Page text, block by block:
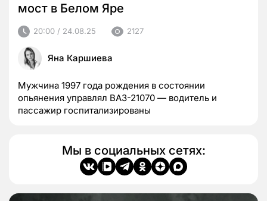
мост в Белом Яре
20:00 / 24.08.25 2127
Яна Каршиева
Мужчина 1997 года рождения в состоянии
опьянения управлял ВАЗ-21070 — водитель и
пассажир госпитализированы
Мы в социальных сетях: